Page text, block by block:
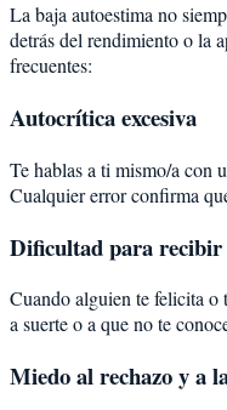
La baja autoestima no
detrás del rendimiento o la
frecuentes:
Autocrítica excesiva
Te hablas a ti mismo/a con
Cualquier error confirma
Dificultad para recibir
Cuando alguien te felicita o
a suerte o a que no te
Miedo al rechazo y a